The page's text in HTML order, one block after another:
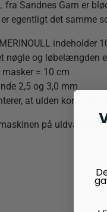
fra Sandnes Garn er
egentligt det samme
indeholder
nøgle og løbelængden
= 10 cm
2,5 og 3,0 mm
at ulden kommer
på